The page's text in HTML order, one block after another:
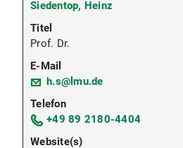
Siedentop, Heinz
Prof. Dr.
h.s@lmu.de
+49 89 2180-4404